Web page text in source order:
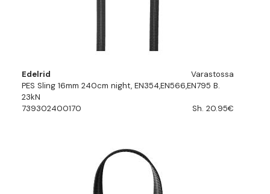
Edelrid
Varastossa
PES Sling 16mm 240cm night, EN354,EN566,EN795 B.
23kN
739302400170
Sh. 20.95€